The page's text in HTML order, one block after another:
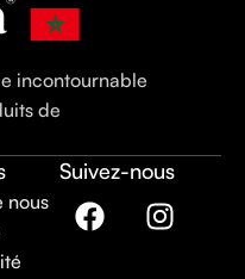
incontournable
de
nous
Suivez-nous